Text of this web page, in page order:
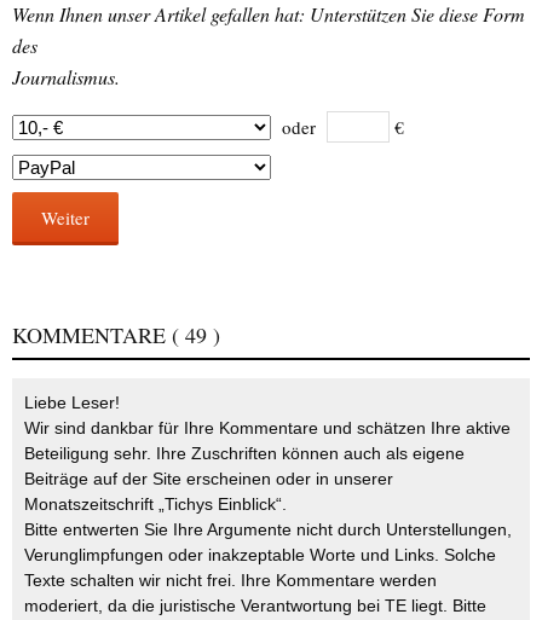
Wenn Ihnen unser Artikel gefallen hat: Unterstützen Sie diese Form
des
Journalismus.
oder €
Weiter
KOMMENTARE ( 49 )
Liebe Leser!
Wir sind dankbar für Ihre Kommentare und schätzen Ihre aktive
Beteiligung sehr. Ihre Zuschriften können auch als eigene
Beiträge auf der Site erscheinen oder in unserer
Monatszeitschrift „Tichys Einblick“.
Bitte entwerten Sie Ihre Argumente nicht durch Unterstellungen,
Verunglimpfungen oder inakzeptable Worte und Links. Solche
Texte schalten wir nicht frei. Ihre Kommentare werden
moderiert, da die juristische Verantwortung bei TE liegt. Bitte